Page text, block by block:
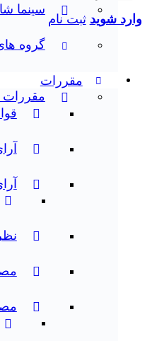
وارد شوید ثبت نام
سینما
گروه
مقررات
مقررات